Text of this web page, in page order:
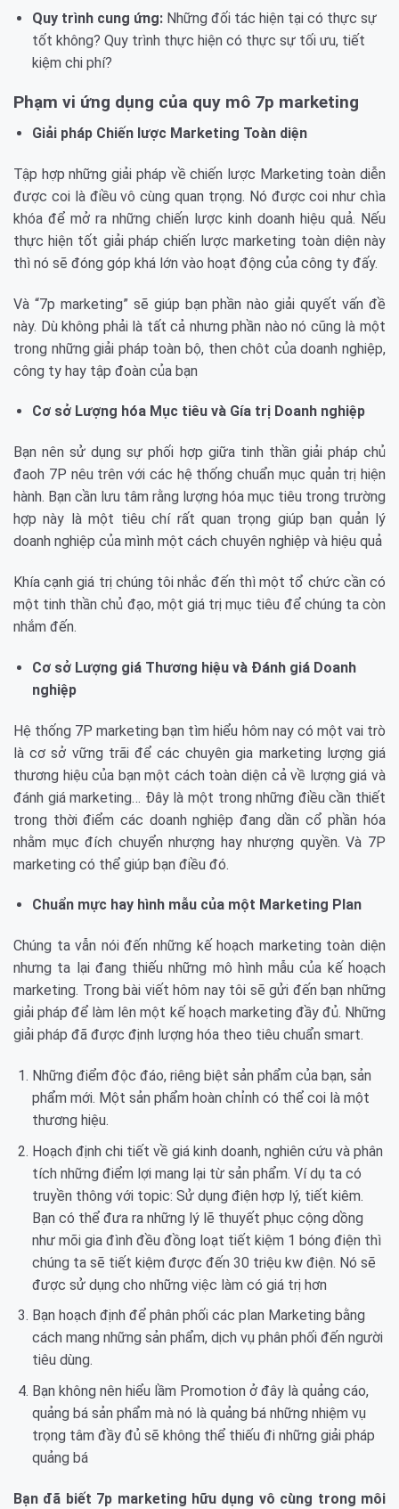
Quy trình cung ứng: Những đối tác hiện tại có thực sự
tốt không? Quy trình thực hiện có thực sự tối ưu, tiết
kiệm chi phí?
Phạm vi ứng dụng của quy mô 7p marketing
Giải pháp Chiến lược Marketing Toàn diện
Tập hợp những giải pháp về chiến lược Marketing toàn diễn
được coi là điều vô cùng quan trọng. Nó được coi như chìa
khóa để mở ra những chiến lược kinh doanh hiệu quả. Nếu
thực hiện tốt giải pháp chiến lược marketing toàn diện này
thì nó sẽ đóng góp khá lớn vào hoạt động của công ty đấy.
Và “7p marketing” sẽ giúp bạn phần nào giải quyết vấn đề
này. Dù không phải là tất cả nhưng phần nào nó cũng là một
trong những giải pháp toàn bộ, then chôt của doanh nghiệp,
công ty hay tập đoàn của bạn
Cơ sở Lượng hóa Mục tiêu và Gía trị Doanh nghiệp
Bạn nên sử dụng sự phối hợp giữa tinh thần giải pháp chủ
đaoh 7P nêu trên với các hệ thống chuẩn mục quản trị hiện
hành. Bạn cần lưu tâm rằng lượng hóa mục tiêu trong trường
hợp này là một tiêu chí rất quan trọng giúp bạn quản lý
doanh nghiệp của mình một cách chuyên nghiệp và hiệu quả
Khía cạnh giá trị chúng tôi nhắc đến thì một tổ chức cần có
một tinh thần chủ đạo, một giá trị mục tiêu để chúng ta còn
nhắm đến.
Cơ sở Lượng giá Thương hiệu và Đánh giá Doanh
nghiệp
Hệ thống 7P marketing bạn tìm hiểu hôm nay có một vai trò
là cơ sở vững trãi để các chuyên gia marketing lượng giá
thương hiệu của bạn một cách toàn diện cả về lượng giá và
đánh giá marketing… Đây là một trong những điều cần thiết
trong thời điểm các doanh nghiệp đang dần cổ phần hóa
nhằm mục đích chuyển nhượng hay nhượng quyền. Và 7P
marketing có thể giúp bạn điều đó.
Chuẩn mực hay hình mẫu của một Marketing Plan
Chúng ta vẫn nói đến những kế hoạch marketing toàn diện
nhưng ta lại đang thiếu những mô hình mẫu của kế hoạch
marketing. Trong bài viết hôm nay tôi sẽ gửi đến bạn những
giải pháp để làm lên một kế hoạch marketing đầy đủ. Những
giải pháp đã được định lượng hóa theo tiêu chuẩn smart.
Những điểm độc đáo, riêng biệt sản phẩm của bạn, sản
phẩm mới. Một sản phẩm hoàn chỉnh có thể coi là một
thương hiệu.
Hoạch định chi tiết về giá kinh doanh, nghiên cứu và phân
tích những điểm lợi mang lại từ sản phẩm. Ví dụ ta có
truyền thông với topic: Sử dụng điện hợp lý, tiết kiêm.
Bạn có thể đưa ra những lý lẽ thuyết phục cộng dồng
như mõi gia đình đều đồng loạt tiết kiệm 1 bóng điện thì
chúng ta sẽ tiết kiệm được đến 30 triệu kw điện. Nó sẽ
được sử dụng cho những việc làm có giá trị hơn
Bạn hoạch định để phân phối các plan Marketing bằng
cách mang những sản phẩm, dịch vụ phân phối đến người
tiêu dùng.
Bạn không nên hiểu lầm Promotion ở đây là quảng cáo,
quảng bá sản phẩm mà nó là quảng bá những nhiệm vụ
trọng tâm đầy đủ sẽ không thể thiếu đi những giải pháp
quảng bá
Bạn đã biết 7p marketing hữu dụng vô cùng trong môi